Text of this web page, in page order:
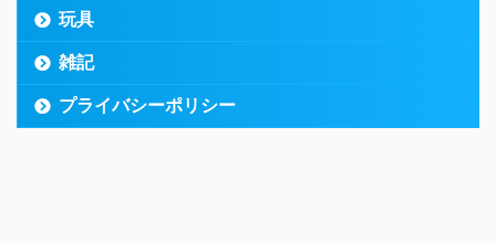
玩具
雑記
プライバシーポリシー